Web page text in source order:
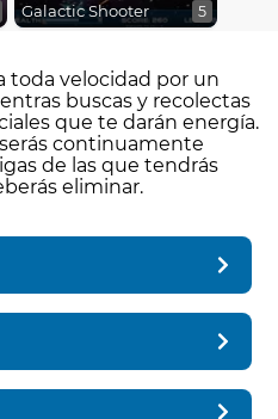
Galactic Shooter 5
toda velocidad por un
buscas y recolectas
que te darán energía.
continuamente
de las que tendrás
eliminar.